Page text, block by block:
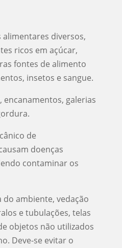
alimentares diversos,
ricos em açúcar,
fontes de alimento
insetos e sangue.
encanamentos, galerias
de
doenças
contaminar os
do ambiente, vedação
e tubulações, telas
objetos não utilizados
Deve-se evitar o